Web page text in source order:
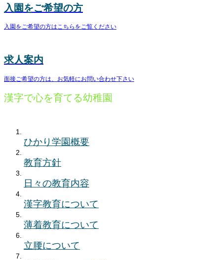
入園をご希望の方
入園をご希望の方はこちらをご覧ください
求人案内
面接ご希望の方は、お気軽にお問い合わせ下さい
漢字で心を育てる幼稚園
ひかり学園概要
教育方針
日々の教育内容
漢字教育について
薄着教育について
立腰について